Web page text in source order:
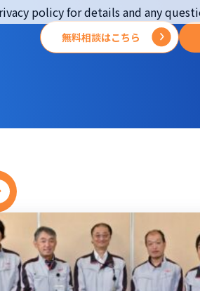
無料相談はこちら
policy for details and any